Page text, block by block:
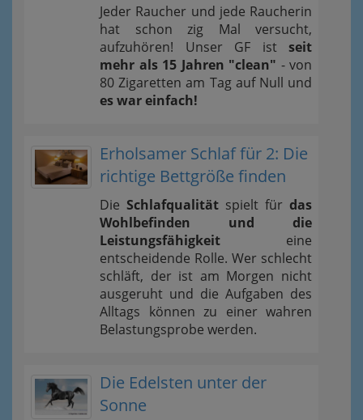
Jeder Raucher und jede Raucherin
hat schon zig Mal versucht,
aufzuhören! Unser GF ist seit
mehr als 15 Jahren "clean" - von
80 Zigaretten am Tag auf Null und
es war einfach!
Erholsamer Schlaf für 2: Die
richtige Bettgröße finden
Die Schlafqualität spielt für das
Wohlbefinden und die
Leistungsfähigkeit eine
entscheidende Rolle. Wer schlecht
schläft, der ist am Morgen nicht
ausgeruht und die Aufgaben des
Alltags können zu einer wahren
Belastungsprobe werden.
Die Edelsten unter der
Sonne